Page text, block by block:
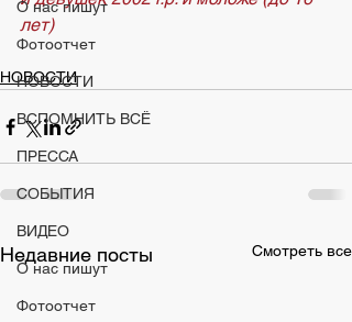
О нас пишут
Фотоотчет
НОВОСТИ
ВСПОМНИТЬ ВСЁ
ПРЕССА
СОБЫТИЯ
ВИДЕО
О нас пишут
Фотоотчет
лет)
НОВОСТИ
Недавние посты Смотреть все